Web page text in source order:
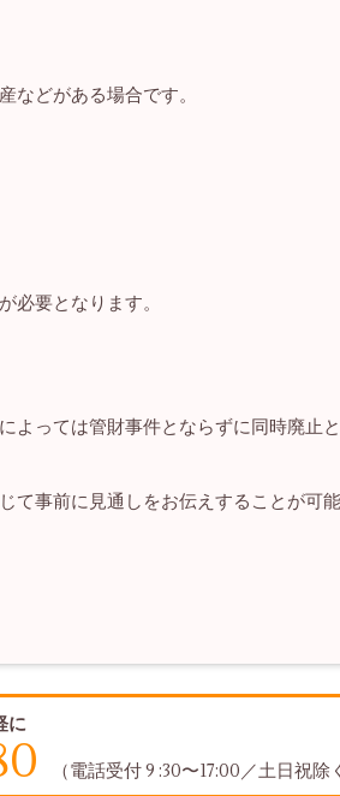
どがある場合です。
要となります。
っては管財事件とならずに同時廃止
事前に見通しをお伝えすることが可
に
（電話受付 9 :30〜17:00／土日祝除